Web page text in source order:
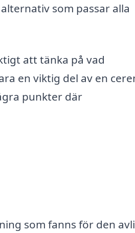
som passar alla
att tänka på vad
en viktig del av en
punkter där
som fanns för den